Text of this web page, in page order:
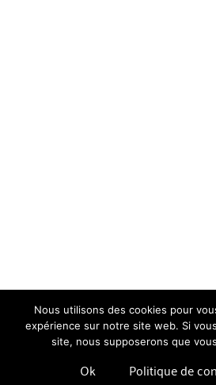
Nous utilisons des cookies pour
expérience sur notre site web. Si
site, nous supposerons que
Ok Politique de